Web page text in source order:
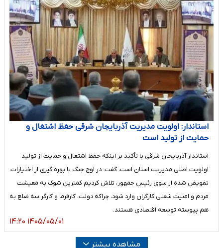
استاندار: اولویت مدیریت آذربایجان شرقی حفظ اشتغال و
حمایت از تولید است
استاندار آذربایجان شرقی با تأکید بر اینکه حفظ اشتغال و حمایت از تولید
اولویت اصلی مدیریت استان است، گفت: در اوج جنگ با بهره ‌گیری از اختیارات
تفویض‌ شده از سوی رئیس‌ جمهور، تلاش کردیم کمترین شوک به معیشت
مردم و امنیت شغلی کارگران وارد شود، چراکه دولت، کارفرما و کارگر سه ضلع به‌
هم‌ پیوسته توسعه اقتصادی هستند.
۱۴۰۵/۰۵/۰۱ ۱۴:۲۰
مشاهده بیشتر